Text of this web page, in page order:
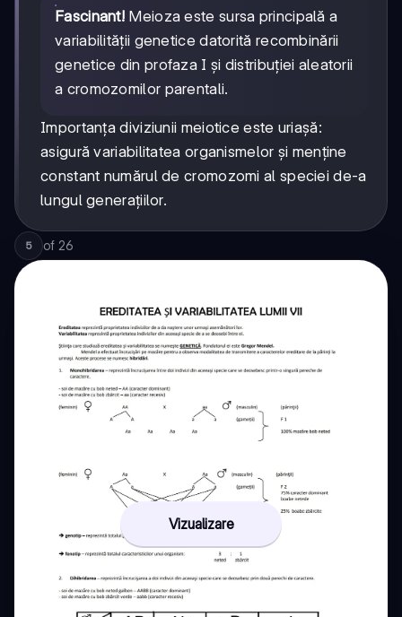
Fascinant! Meioza este sursa principală a
variabilității genetice datorită recombinării
genetice din profaza I și distribuției aleatorii
a cromozomilor parentali.
Importanța diviziunii meiotice este uriașă:
asigură variabilitatea organismelor și menține
constant numărul de cromozomi al speciei de-a
lungul generațiilor.
5 of 26
Vizualizare